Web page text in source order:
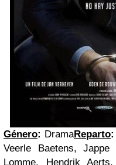
Género: DramaReparto:
Veerle Baetens,
Lomme, Hendrik